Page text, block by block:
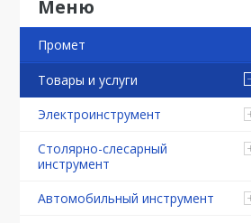
Промет
Товары и услуги
Электроинструмент
Столярно-слесарный
инструмент
Автомобильный инструмент